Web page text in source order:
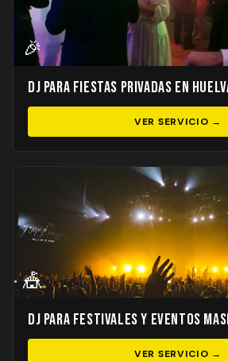
🎉
DJ para Fiestas Privadas en
VER SERVICIO →
🎪
DJ para Festivales y Eventos
VER SERVICIO →